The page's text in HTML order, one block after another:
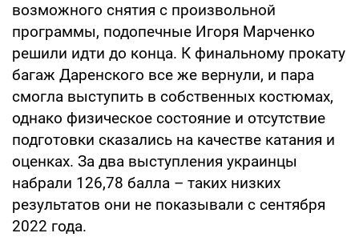
возможного снятия с произвольной
программы, подопечные Игоря Марченко
решили идти до конца. К финальному прокату
багаж Даренского все же вернули, и пара
смогла выступить в собственных костюмах,
однако физическое состояние и отсутствие
подготовки сказались на качестве катания и
оценках. За два выступления украинцы
набрали 126,78 балла – таких низких
результатов они не показывали с сентября
2022 года.